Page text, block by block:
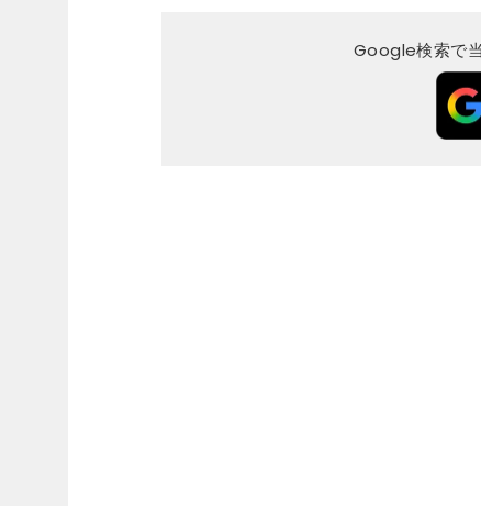
Google検索で